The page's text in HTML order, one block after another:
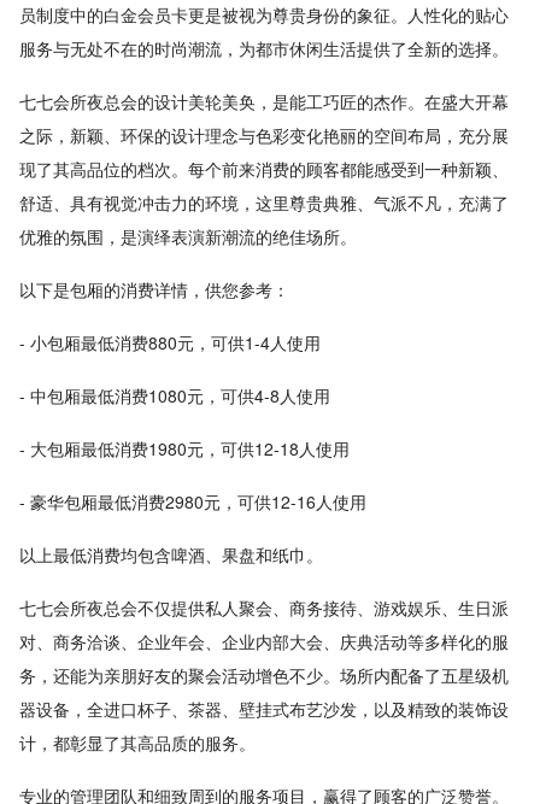
员制度中的白金会员卡更是被视为尊贵身份的象征。人性化的贴心
服务与无处不在的时尚潮流，为都市休闲生活提供了全新的选择。
七七会所夜总会的设计美轮美奂，是能工巧匠的杰作。在盛大开幕
之际，新颖、环保的设计理念与色彩变化艳丽的空间布局，充分展
现了其高品位的档次。每个前来消费的顾客都能感受到一种新颖、
舒适、具有视觉冲击力的环境，这里尊贵典雅、气派不凡，充满了
优雅的氛围，是演绎表演新潮流的绝佳场所。
以下是包厢的消费详情，供您参考：
- 小包厢最低消费880元，可供1-4人使用
- 中包厢最低消费1080元，可供4-8人使用
- 大包厢最低消费1980元，可供12-18人使用
- 豪华包厢最低消费2980元，可供12-16人使用
以上最低消费均包含啤酒、果盘和纸巾。
七七会所夜总会不仅提供私人聚会、商务接待、游戏娱乐、生日派
对、商务洽谈、企业年会、企业内部大会、庆典活动等多样化的服
务，还能为亲朋好友的聚会活动增色不少。场所内配备了五星级机
器设备，全进口杯子、茶器、壁挂式布艺沙发，以及精致的装饰设
计，都彰显了其高品质的服务。
专业的管理团队和细致周到的服务项目，赢得了顾客的广泛赞誉。